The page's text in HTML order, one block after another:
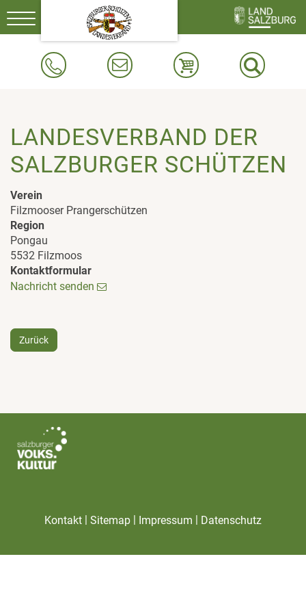
Toggle
navigation
LANDESVERBAND DER
SALZBURGER SCHÜTZEN
Verein
Filzmooser Prangerschützen
Region
Pongau
5532 Filzmoos
Kontaktformular
Nachricht senden
Zurück
Kontakt | Sitemap | Impressum | Datenschutz